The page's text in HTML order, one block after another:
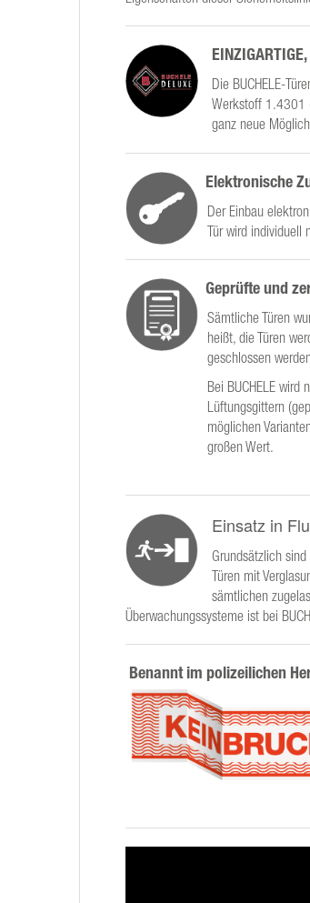
Die BUCHELE-
Werkstoff 1.4301
ganz neue
Elektronische
Der Einbau
Tür wird individuell
Geprüfte und
Sämtliche Türen
heißt, die Türen
geschlossen
Bei BUCHELE
Lüftungsgittern
möglichen
großen Wert.
Einsatz in
Grundsätzlich
Türen mit
sämtlichen
Überwachungssysteme ist bei
Benannt im polizeilichen